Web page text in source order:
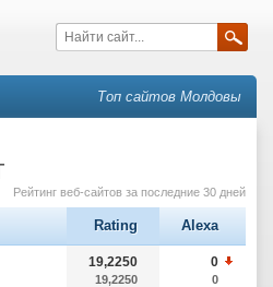
Топ сайтов Молдовы
Рейтинг веб-сайтов за последние 30 дней
Rating Alexa
19,2250
19,2250
0
0